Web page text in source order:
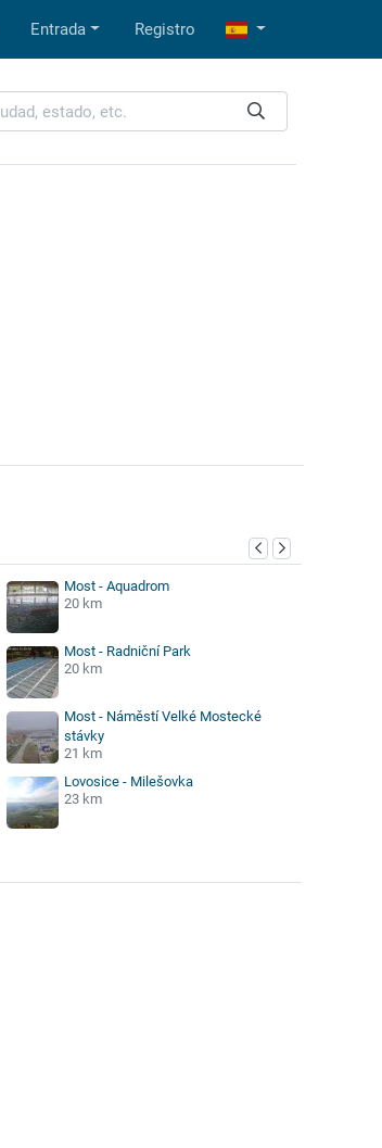
Entrada Registro
Most - Aquadrom
20 km
Most - Radniční Park
20 km
Most - Náměstí Velké Mostecké
stávky
21 km
Lovosice - Milešovka
23 km